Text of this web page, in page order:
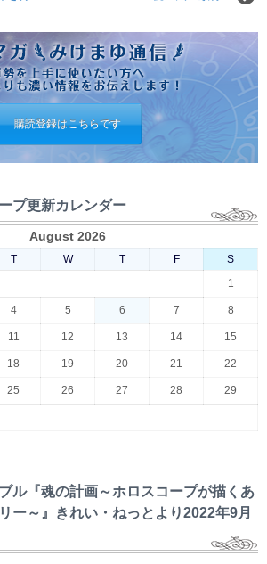
購読登録はこちらです
プ更新カレンダー
August 2026
T W T F
S
1
4 5 6 7 8
11 12 13 14 15
18 19 20 21 22
25 26 27 28 29
ル『魂の計画～ホロスコープが描くあ
ー～』きれい・ねっとより2022年9月